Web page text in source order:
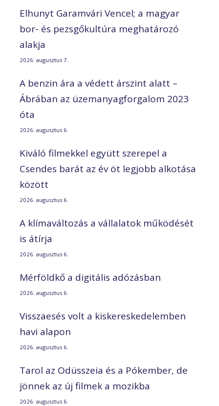
Elhunyt Garamvári Vencel; a magyar
bor- és pezsgőkultúra meghatározó
alakja
2026. augusztus 7.
A benzin ára a védett árszint alatt –
Ábrában az üzemanyagforgalom 2023
óta
2026. augusztus 6.
Kiváló filmekkel együtt szerepel a
Csendes barát az év öt legjobb alkotása
között
2026. augusztus 6.
A klímaváltozás a vállalatok működését
is átírja
2026. augusztus 6.
Mérföldkő a digitális adózásban
2026. augusztus 6.
Visszaesés volt a kiskereskedelemben
havi alapon
2026. augusztus 6.
Tarol az Odüsszeia és a Pókember, de
jönnek az új filmek a mozikba
2026. augusztus 6.